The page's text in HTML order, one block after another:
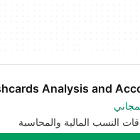
النسب المالية والمحاسبة